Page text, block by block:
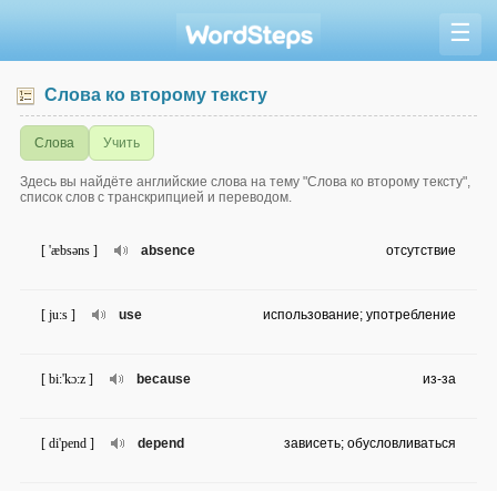
☰
Слова ко второму тексту
Слова Учить
Здесь вы найдёте английские слова на тему "Слова ко второму тексту",
список слов с транскрипцией и переводом.
absence
[ 'æbsəns ] отсутствие
use
[ ju:s ] использование; употребление
because
[ bi:'kɔ:z ] из-за
depend
[ di'pend ] зависеть; обусловливаться